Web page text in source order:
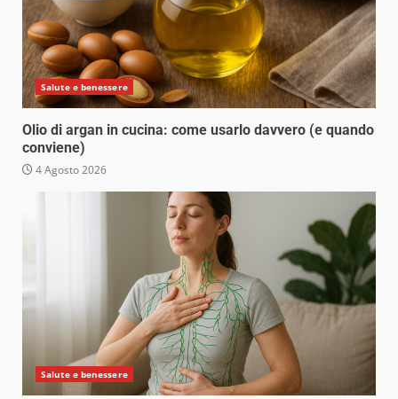
Salute e benessere
Olio di argan in cucina: come usarlo davvero (e quando
conviene)
4 Agosto 2026
Salute e benessere